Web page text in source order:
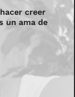
creer
un ama de